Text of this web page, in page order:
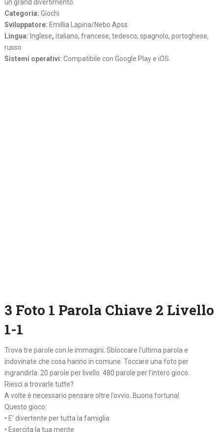
un grand divertimento.
Categoria: Giochi
Sviluppatore: Emillia Lapina/Nebo Apss
Lingua: Inglese, italiano, francese, tedesco, spagnolo, portoghese,
russo
Sistemi operativi: Compatibile con Google Play e iOS.
3 Foto 1 Parola Chiave 2 Livello
1-1
Trova tre parole con le immagini. Sbloccare l’ultima parola e
indovinate che cosa hanno in comune. Toccare una foto per
ingrandirla. 20 parole per livello. 480 parole per l’intero gioco.
Riesci a trovarle tutte?
A volte è necessario pensare oltre l’ovvio. Buona fortuna!
Questo gioco:
• E’ divertente per tutta la famiglia
• Esercita la tua mente